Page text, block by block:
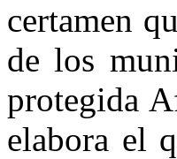
certamen
de los
protegida
elabora el